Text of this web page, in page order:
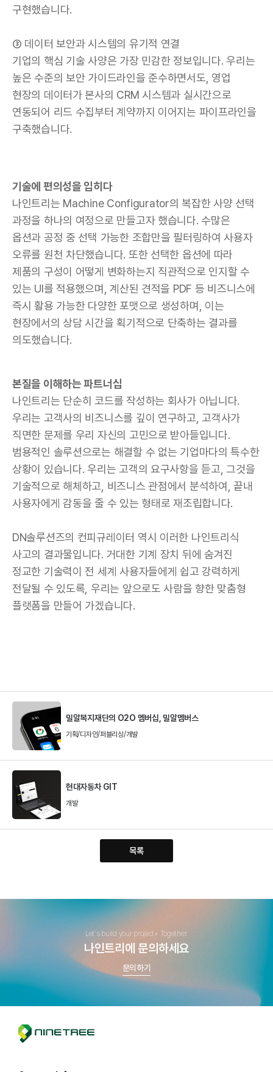
구현했습니다.
③ 데이터 보안과 시스템의 유기적 연결
기업의 핵심 기술 사양은 가장 민감한 정보입니다. 우리는
높은 수준의 보안 가이드라인을 준수하면서도, 영업
현장의 데이터가 본사의 CRM 시스템과 실시간으로
연동되어 리드 수집부터 계약까지 이어지는 파이프라인을
구축했습니다.
기술에 편의성을 입히다
나인트리는 Machine Configurator의 복잡한 사양 선택
과정을 하나의 여정으로 만들고자 했습니다. 수많은
옵션과 공정 중 선택 가능한 조합만을 필터링하여 사용자
오류를 원천 차단했습니다. 또한 선택한 옵션에 따라
제품의 구성이 어떻게 변화하는지 직관적으로 인지할 수
있는 UI를 적용했으며, 계산된 견적을 PDF 등 비즈니스에
즉시 활용 가능한 다양한 포맷으로 생성하며, 이는
현장에서의 상담 시간을 획기적으로 단축하는 결과를
의도했습니다.
본질을 이해하는 파트너십
나인트리는 단순히 코드를 작성하는 회사가 아닙니다.
우리는 고객사의 비즈니스를 깊이 연구하고, 고객사가
직면한 문제를 우리 자신의 고민으로 받아들입니다.
범용적인 솔루션으로는 해결할 수 없는 기업마다의 특수한
상황이 있습니다. 우리는 고객의 요구사항을 듣고, 그것을
기술적으로 해체하고, 비즈니스 관점에서 분석하여, 끝내
사용자에게 감동을 줄 수 있는 형태로 재조립합니다.
DN솔루션즈의 컨피규레이터 역시 이러한 나인트리식
사고의 결과물입니다. 거대한 기계 장치 뒤에 숨겨진
정교한 기술력이 전 세계 사용자들에게 쉽고 강력하게
전달될 수 있도록, 우리는 앞으로도 사람을 향한 맞춤형
플랫폼을 만들어 가겠습니다.
밀알복지재단의 O2O 멤버십, 밀알멤버스
기획/디자인/퍼블리싱/개발
현대자동차 GIT
개발
목록
Let's build your project+ Together.
나인트리에 문의하세요
문의하기